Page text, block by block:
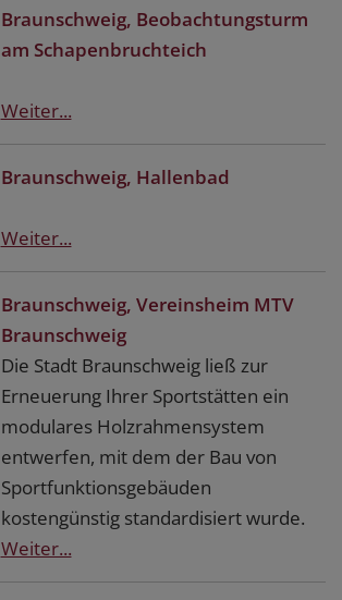
Braunschweig, Beobachtungsturm
am Schapenbruchteich
Weiter...
Braunschweig, Hallenbad
Weiter...
Braunschweig, Vereinsheim MTV
Braunschweig
Die Stadt Braunschweig ließ zur
Erneuerung Ihrer Sportstätten ein
modulares Holzrahmensystem
entwerfen, mit dem der Bau von
Sportfunktionsgebäuden
kostengünstig standardisiert wurde.
Weiter...